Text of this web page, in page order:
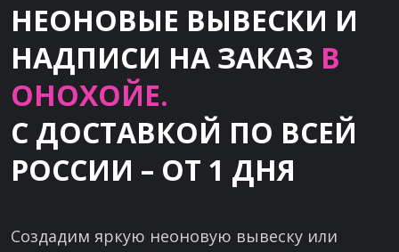
НЕОНОВЫЕ ВЫВЕСКИ И
НАДПИСИ НА ЗАКАЗ В
ОНОХОЙЕ.
С ДОСТАВКОЙ ПО ВСЕЙ
РОССИИ – ОТ 1 ДНЯ
Создадим яркую неоновую вывеску или